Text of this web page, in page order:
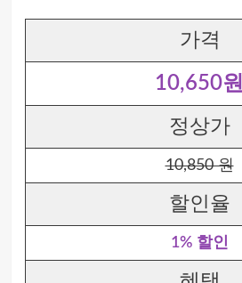
가격
10,650원
정상가
10,850 원
할인율
1% 할인